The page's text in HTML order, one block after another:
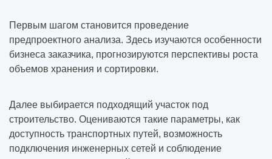
Первым шагом становится проведение
предпроектного анализа. Здесь изучаются особенности
бизнеса заказчика, прогнозируются перспективы роста
объемов хранения и сортировки.
Далее выбирается подходящий участок под
строительство. Оцениваются такие параметры, как
доступность транспортных путей, возможность
подключения инженерных сетей и соблюдение